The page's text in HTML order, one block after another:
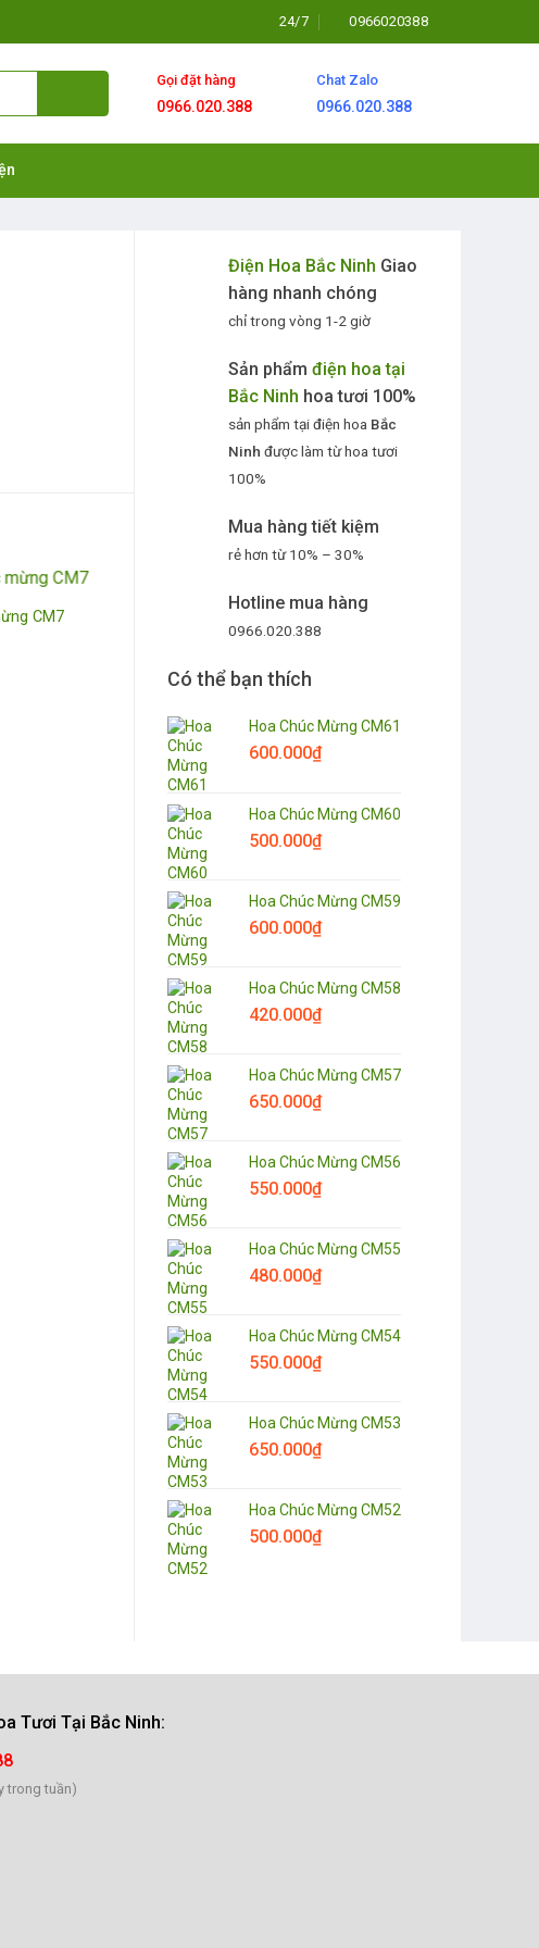
24/7 0966020388
Gọi đặt hàng
0966.020.388
Chat Zalo
0966.020.388
Điện Hoa Bắc Ninh Giao
hàng nhanh chóng
chỉ trong vòng 1-2 giờ
Sản phẩm điện hoa tại
Bắc Ninh hoa tươi 100%
sản phẩm tại điện hoa Bắc
Ninh được làm từ hoa tươi
100%
Mua hàng tiết kiệm
rẻ hơn từ 10% – 30%
Hotline mua hàng
0966.020.388
Có thể bạn thích
Hoa Chúc Mừng CM61
600.000₫
Hoa Chúc Mừng CM60
500.000₫
Hoa Chúc Mừng CM59
600.000₫
Hoa Chúc Mừng CM58
420.000₫
Hoa Chúc Mừng CM57
650.000₫
Hoa Chúc Mừng CM56
550.000₫
Hoa Chúc Mừng CM55
480.000₫
Hoa Chúc Mừng CM54
550.000₫
Hoa Chúc Mừng CM53
650.000₫
Hoa Chúc Mừng CM52
500.000₫
CM7
Tươi Tại Bắc Ninh:
trong tuần)